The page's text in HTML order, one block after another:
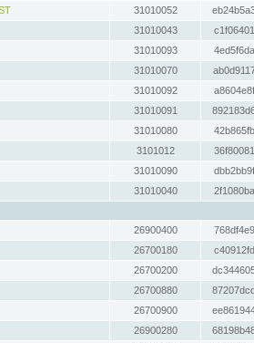
31010052
31010043
31010093
31010070
31010092
31010091
31010080
3101012
31010090
31010040
26900400
26700180
26700200
26700880
26700900
26900280